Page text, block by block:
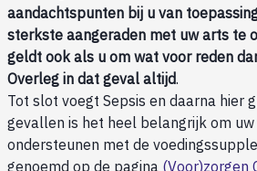
aandachtspunten bij u van
sterkste aangeraden met uw arts te
geldt ook als u om wat voor reden
Overleg in dat geval altijd.
Tot slot voegt Sepsis en daarna hier
gevallen is het heel belangrijk om
ondersteunen met de
genoemd op de pagina (Voor)zorgen